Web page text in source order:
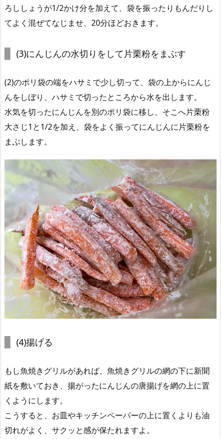
ろししょうが1/2かけ分を加えて、袋を振ったりもんだりし
てよく混ぜてなじませ、20分ほどおきます。
(3)にんじんの水切りをして片栗粉をまぶす
(2)のポリ袋の端をハサミで少し切って、袋の上からにんじ
んをしぼり、ハサミで切ったところから水を出します。
水気を切ったにんじんを別のポリ袋に移し、そこへ片栗粉
大さじ1と1/2を加え、袋をよく振ってにんじんに片栗粉を
まぶします。
(4)揚げる
もし魚焼きグリルがあれば、魚焼きグリルの網の下に新聞
紙を敷いておき、揚がったにんじんの唐揚げを網の上に置
くようにします。
こうすると、お皿やキッチンペーパーの上に置くよりも油
切れがよく、サクッと感が保たれますよ。